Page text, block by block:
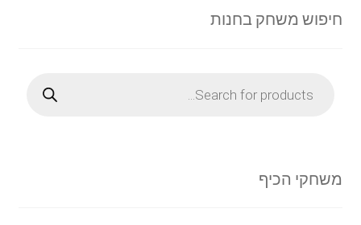
חיפוש משחק בחנות
search
משחקי הכיף